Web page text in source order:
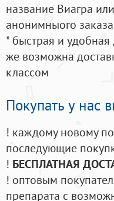
название Виагра
анонимныого
* быстрая и
же возможна
классом
Покупать у нас
! каждому новому
последующие
! БЕСПЛАТНАЯ
! оптовым
препарата с